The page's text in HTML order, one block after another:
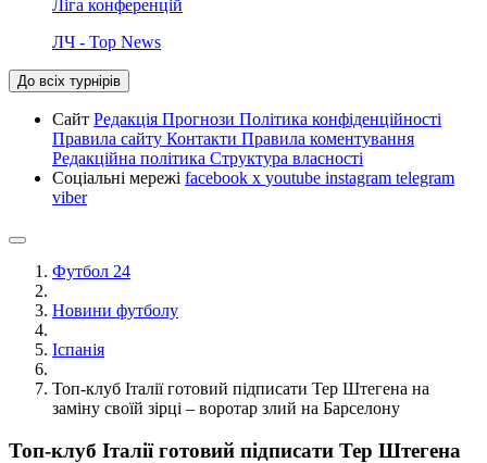
Ліга конференцій
ЛЧ - Top News
До всіх турнірів
Сайт Редакція Прогнози Політика конфіденційності
Правила сайту Контакти Правила коментування
Редакційна політика Структура власності
Соціальні мережі facebook x youtube instagram telegram
viber
Футбол 24
Новини футболу
Іспанія
Топ-клуб Італії готовий підписати Тер Штегена на
заміну своїй зірці – воротар злий на Барселону
Топ-клуб Італії готовий підписати Тер Штегена